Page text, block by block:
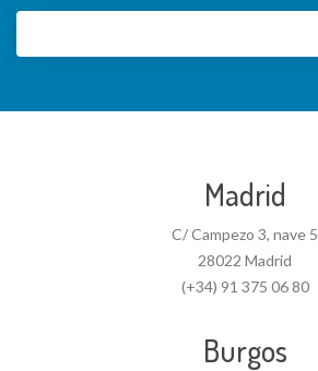
Madrid
C/ Campezo 3, nave 5
28022 Madrid
(+34) 91 375 06 80
Burgos